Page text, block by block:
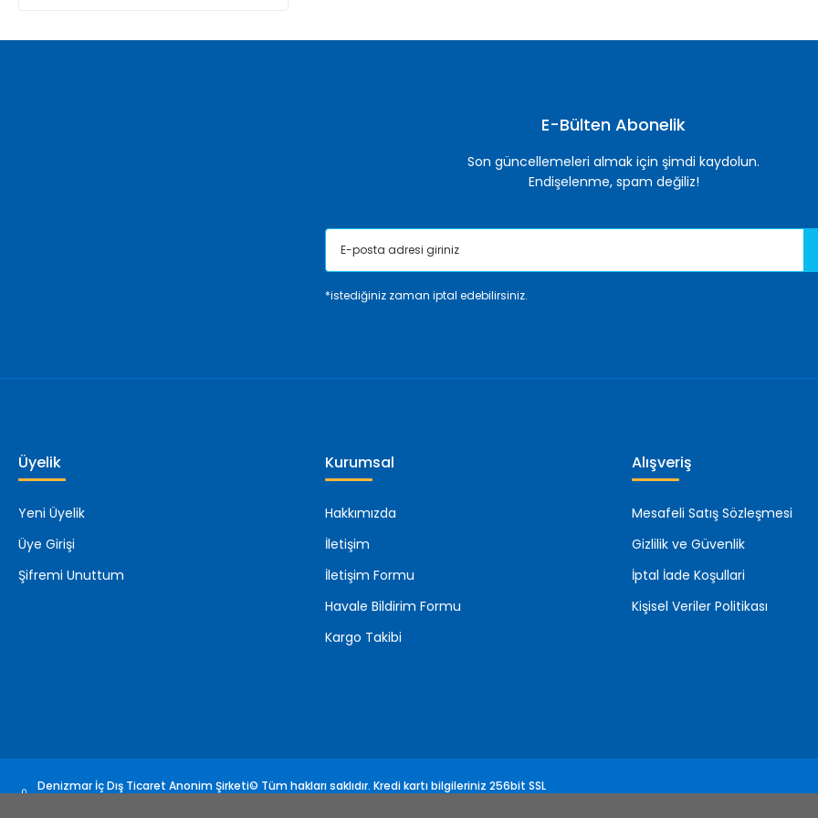
E-Bülten Abonelik
Son güncellemeleri almak için şimdi kaydolun.
Endişelenme, spam değiliz!
*istediğiniz zaman iptal edebilirsiniz.
Üyelik
Yeni Üyelik
Üye Girişi
Şifremi Unuttum
Kurumsal
Hakkımızda
İletişim
İletişim Formu
Havale Bildirim Formu
Kargo Takibi
Alışveriş
Mesafeli Satış Sözleşmesi
Gizlilik ve Güvenlik
İptal İade Koşullari
Kişisel Veriler Politikası
Denizmar İç Dış Ticaret Anonim Şirketi© Tüm hakları saklıdır. Kredi kartı bilgileriniz 256bit SSL